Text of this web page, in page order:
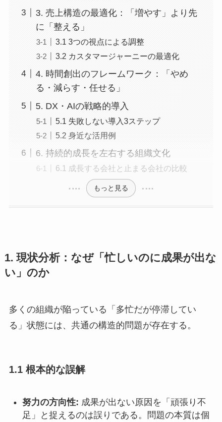
3. 売上構造の最適化：「増やす」より先
に「整える」
3.1 3つの視点による調整
3.2 カスタマージャーニーの最適化
4. 時間創出のフレームワーク：「やめ
る・減らす・任せる」
5. DX・AIの戦略的導入
5.1 失敗しない導入3ステップ
5.2 身近な活用例
6. 持続的成長を左右する組織文化
6.1 成長する会社と止まる会社の比較
もっと見る
1. 現状分析：なぜ「忙しいのに成果が出な
い」のか
多くの組織が陥っている「多忙だが停滞してい
る」状態には、共通の構造的問題が存在する。
1.1 根本的な誤解
努力の方向性: 成果が出ない原因を「頑張り不
足」と捉えるのは誤りである。問題の本質は個